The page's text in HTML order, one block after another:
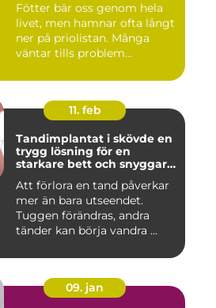
Fötter bär oss genom hela
livet, men hamnar ofta långt
ner på priolistan. Många
väntar tills problem...
11. feb
Tandimplantat i skövde en
trygg lösning för en
starkare bett och snyggare
Att förlora en tand påverkar
mer än bara utseendet.
Tuggen förändras, andra
tänder kan börja vandra ...
09. jan